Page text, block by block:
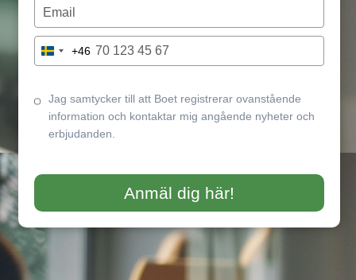
Type
your
email
Type
your
number
Sweden
+46
Jag samtycker till att Boet registrerar ovanstående
information och kontaktar mig angående nyheter och
erbjudanden.
Anmäl dig här!